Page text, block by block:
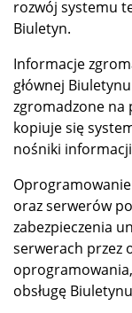
rozwój systemu
Biuletyn.
Informacje
głównej
zgromadzone
kopiuje się
nośniki
oraz serwerów
zabezpieczenia
serwerach przez
obsługę